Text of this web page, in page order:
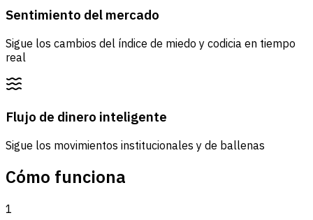
Sentimiento del mercado
Sigue los cambios del índice de miedo y codicia en tiempo
real
Flujo de dinero inteligente
Sigue los movimientos institucionales y de ballenas
Cómo funciona
1